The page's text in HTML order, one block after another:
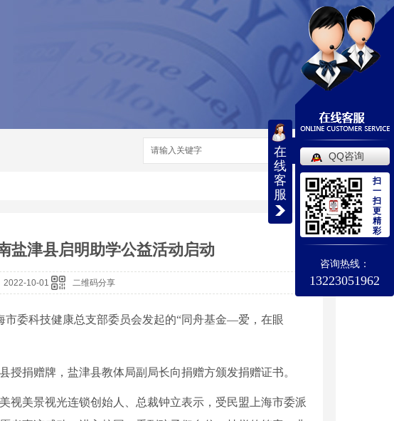
搜索
盐津县启明助学公益活动启动
2022-10-01 二维码分享
市委科技健康总支部委员会发起的“同舟基金—爱，在眼
捐赠牌，盐津县教体局副局长向捐赠方颁发捐赠证书。
视美景视光连锁创始人、总裁钟立表示，受民盟上海市委派
在
线
客
服
QQ咨询
扫
一
扫
更
精
彩
咨询热线：
13223051962